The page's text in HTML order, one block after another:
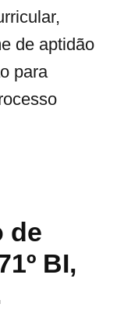
de aptidão
para
de
BI,